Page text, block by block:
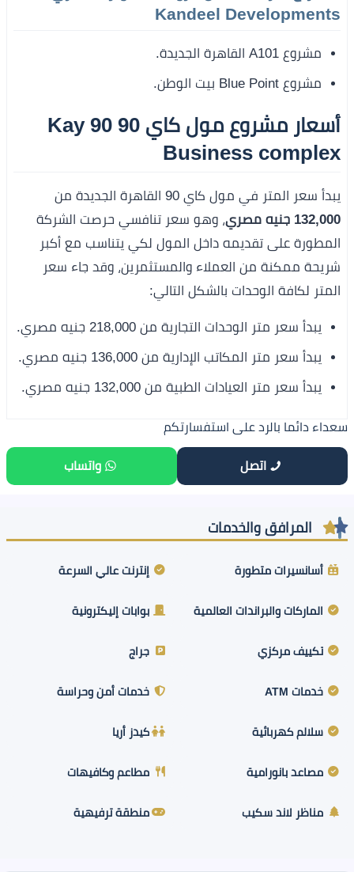
Kandeel Developments
مشروع A101 القاهرة الجديدة.
مشروع Blue Point بيت الوطن.
أسعار مشروع مول كاي 90 Kay 90
Business complex
يبدأ سعر المتر في مول كاي 90 القاهرة الجديدة من
132,000 جنيه مصري
، وهو سعر تنافسي حرصت الشركة
المطورة على تقديمه داخل المول لكي يتناسب مع أكبر
شريحة ممكنة من العملاء والمستثمرين، وقد جاء سعر
المتر لكافة الوحدات بالشكل التالي:
يبدأ سعر متر الوحدات التجارية من 218,000 جنيه مصري.
يبدأ سعر متر المكاتب الإدارية من 136,000 جنيه مصري.
يبدأ سعر متر العيادات الطبية من 132,000 جنيه مصري.
سعداء دائما بالرد على استفسارتكم
اتصل واتساب
المرافق والخدمات
أسانسيرات متطورة إنترنت عالي السرعة
الماركات والبراندات العالمية بوابات إليكترونية
تكييف مركزي جراج
خدمات ATM خدمات أمن وحراسة
سلالم كهربائية كيدز أريا
مصاعد بانورامية مطاعم وكافيهات
مناظر لاند سكيب منطقة ترفيهية